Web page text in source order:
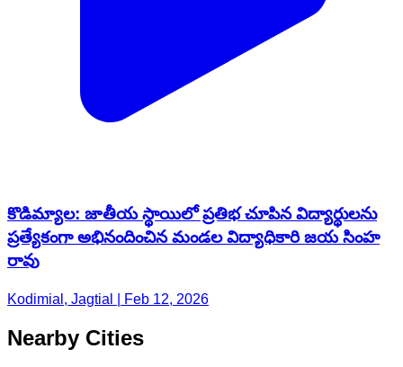
కొడిమ్యాల: జాతీయ స్థాయిలో ప్రతిభ చూపిన విద్యార్థులను
ప్రత్యేకంగా అభినందించిన మండల విద్యాధికారి జయ సింహ
రావు
Kodimial, Jagtial | Feb 12, 2026
Nearby Cities